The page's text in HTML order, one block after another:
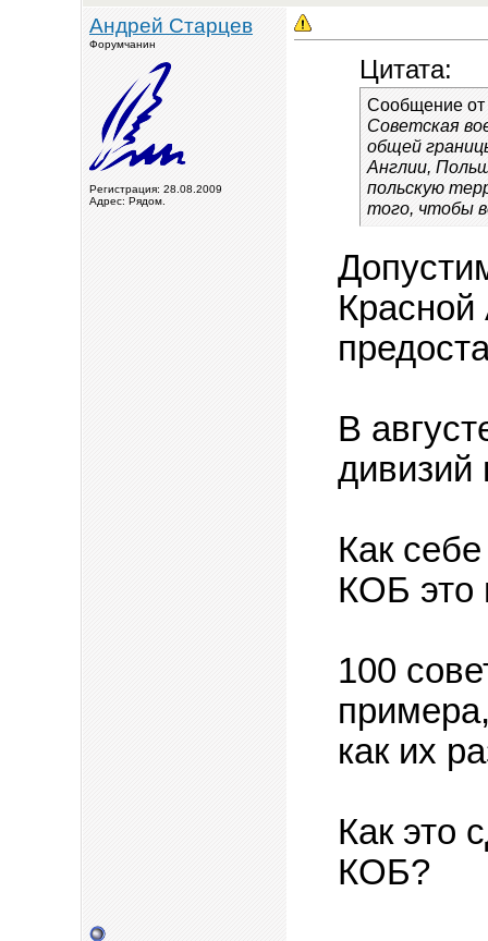
Андрей Старцев
Форумчанин
Регистрация: 28.08.2009
Адрес: Рядом.
Цитата:
Сообщение от
Советская
общей
Англии,
польскую
того, чтобы
В
Как
КОБ это
100
как их
Как это
КОБ?